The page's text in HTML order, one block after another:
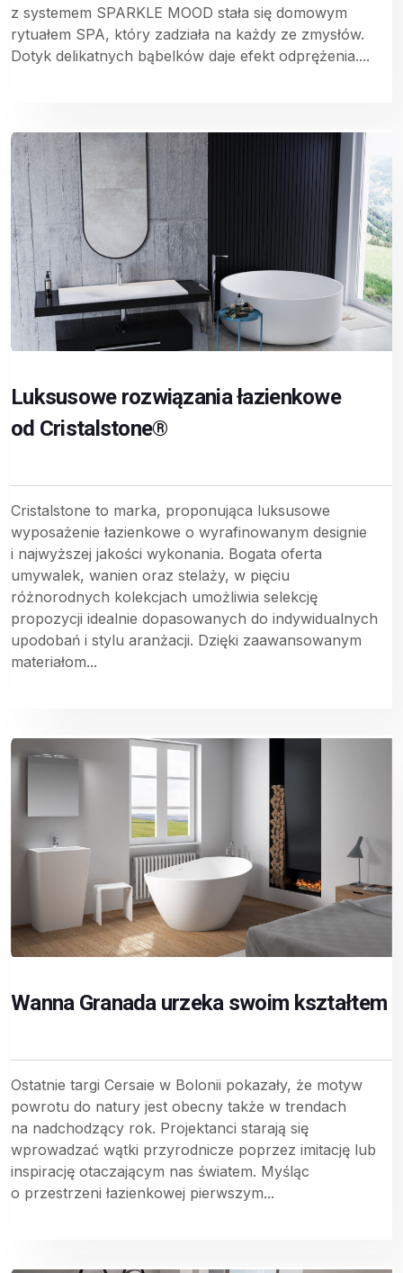
z systemem SPARKLE MOOD stała się domowym
rytuałem SPA, który zadziała na każdy ze zmysłów.
Dotyk delikatnych bąbelków daje efekt odprężenia....
Luksusowe rozwiązania łazienkowe
od Cristalstone®
Cristalstone to marka, proponująca luksusowe
wyposażenie łazienkowe o wyrafinowanym designie
i najwyższej jakości wykonania. Bogata oferta
umywalek, wanien oraz stelaży, w pięciu
różnorodnych kolekcjach umożliwia selekcję
propozycji idealnie dopasowanych do indywidualnych
upodobań i stylu aranżacji. Dzięki zaawansowanym
materiałom...
Wanna Granada urzeka swoim kształtem
Ostatnie targi Cersaie w Bolonii pokazały, że motyw
powrotu do natury jest obecny także w trendach
na nadchodzący rok. Projektanci starają się
wprowadzać wątki przyrodnicze poprzez imitację lub
inspirację otaczającym nas światem. Myśląc
o przestrzeni łazienkowej pierwszym...